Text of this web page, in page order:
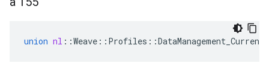
union nl ::Weave :: Profiles ::DataManagement_Current